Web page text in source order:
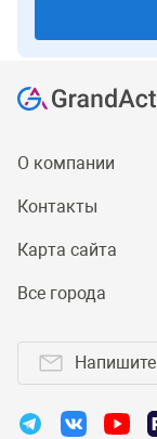
О компании
Контакты
Карта сайта
Все города